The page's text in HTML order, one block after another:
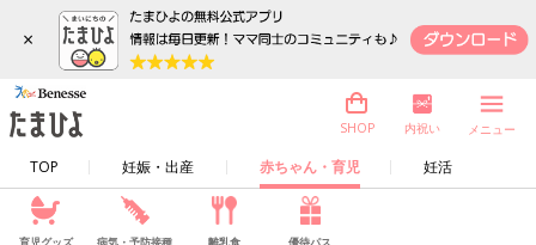
×
TOP 妊娠・出産 赤ちゃん・育児 妊活
SHOP 内祝い メニュー
育児グッズ 病気・予防接種 離乳食 優待パス